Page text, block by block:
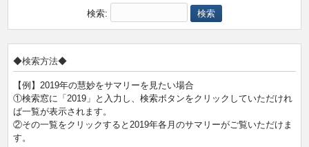
検索:
◆検索方法◆
【例】2019年の慧妙をサマリーを見たい場合
①検索窓に「2019」と入力し、検索ボタンをクリックしていただけれ
ば一覧が表示されます。
②その一覧をクリックすると2019年各月のサマリーがご覧いただけま
す。